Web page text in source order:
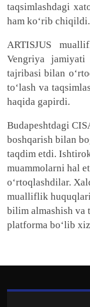
taqsimlashdagi
ham ko‘rib chiqildi.
ARTISJUS
Vengriya
tajribasi bilan
to‘lash va
haqida gapirdi.
Budapeshtdagi
boshqarish bilan
taqdim etdi.
muammolarni hal
o‘rtoqlashdilar.
mualliflik
bilim almashish va
platforma bo‘lib